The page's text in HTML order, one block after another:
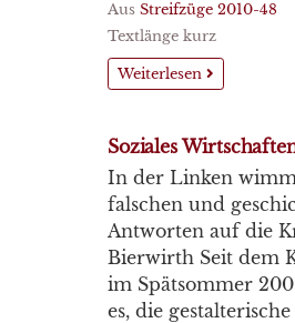
Aus Streifzüge 2010-48
Textlänge kurz
Weiterlesen
Soziales
In der Linken
falschen und
Antworten auf die
Bierwirth Seit dem
im Spätsommer
es, die